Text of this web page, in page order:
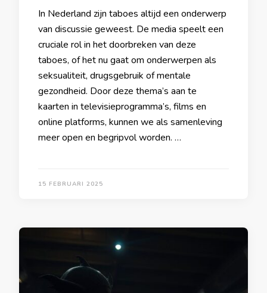
In Nederland zijn taboes altijd een onderwerp
van discussie geweest. De media speelt een
cruciale rol in het doorbreken van deze
taboes, of het nu gaat om onderwerpen als
seksualiteit, drugsgebruik of mentale
gezondheid. Door deze thema’s aan te
kaarten in televisieprogramma’s, films en
online platforms, kunnen we als samenleving
meer open en begripvol worden. …
15 FEBRUARI 2025